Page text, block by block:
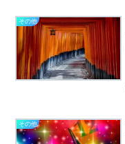
その他
その他